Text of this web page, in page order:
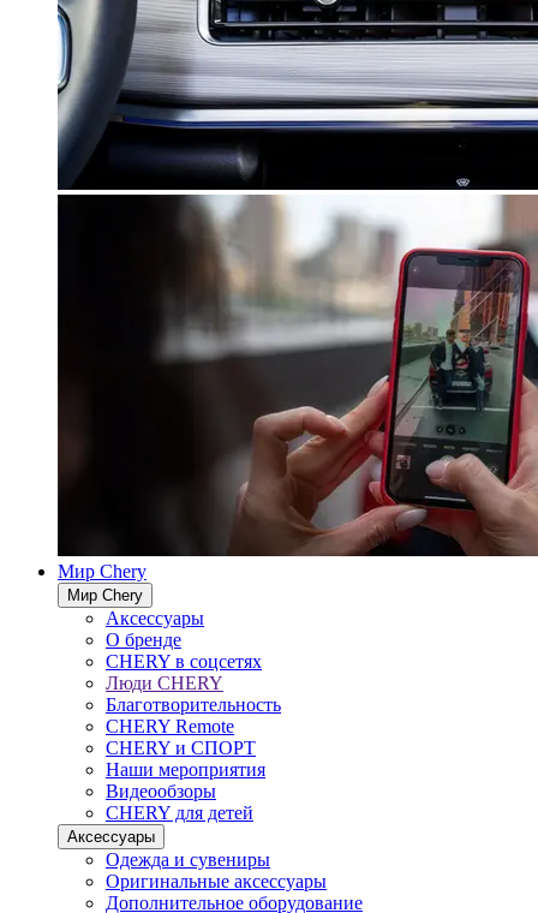
Мир Chery
Мир Chery
Аксессуары
О бренде
CHERY в соцсетях
Люди CHERY
Благотворительность
CHERY Remote
CHERY и СПОРТ
Наши мероприятия
Видеообзоры
CHERY для детей
Аксессуары
Одежда и сувениры
Оригинальные аксессуары
Дополнительное оборудование